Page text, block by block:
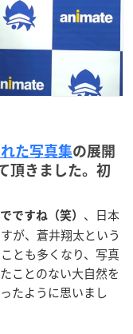
た写真集の展開
頂きました。初
ですね（笑） 、日本
が、蒼井翔太という
とも多くなり、写真
ことのない大自然を
たように思いまし